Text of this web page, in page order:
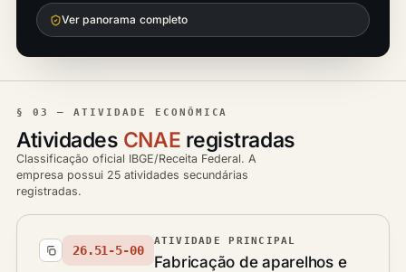
Ver panorama completo
§ 03 — ATIVIDADE ECONÔMICA
Atividades CNAE registradas
Classificação oficial IBGE/Receita Federal. A
empresa possui 25 atividades secundárias
registradas.
26.51-5-00
ATIVIDADE PRINCIPAL
Fabricação de aparelhos e